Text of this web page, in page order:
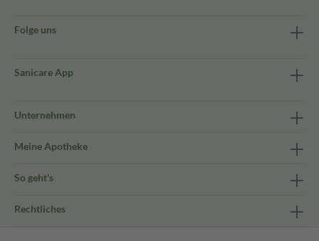
Folge uns
Sanicare App
Unternehmen
Meine Apotheke
So geht's
Rechtliches